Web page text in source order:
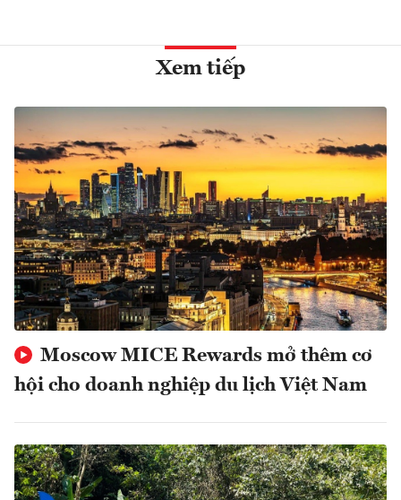
Xem tiếp
Moscow MICE Rewards mở thêm cơ
hội cho doanh nghiệp du lịch Việt Nam